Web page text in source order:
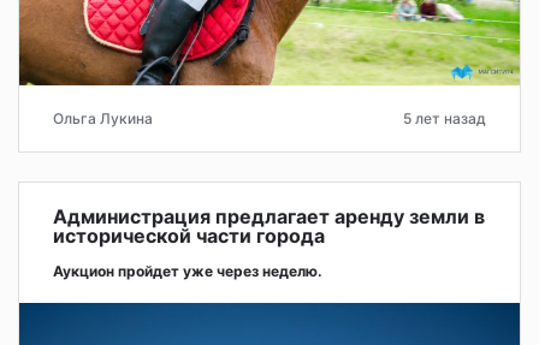
Ольга Лукина 5 лет назад
Администрация предлагает аренду земли в
исторической части города
Аукцион пройдет уже через неделю.